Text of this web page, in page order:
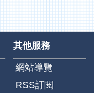
其他服務
網站導覽
RSS訂閱